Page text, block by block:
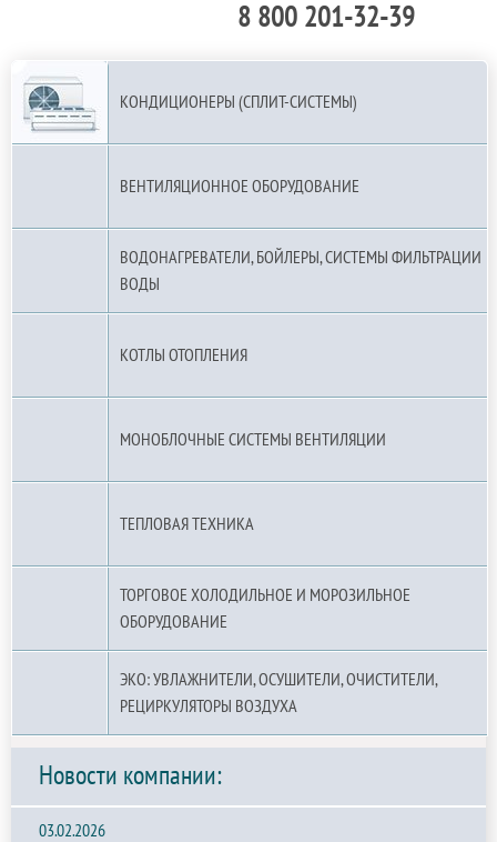
8 800 201-32-39
КОНДИЦИОНЕРЫ (СПЛИТ-СИСТЕМЫ)
ВЕНТИЛЯЦИОННОЕ ОБОРУДОВАНИЕ
ВОДОНАГРЕВАТЕЛИ, БОЙЛЕРЫ, СИСТЕМЫ ФИЛЬТРАЦИИ
ВОДЫ
КОТЛЫ ОТОПЛЕНИЯ
МОНОБЛОЧНЫЕ СИСТЕМЫ ВЕНТИЛЯЦИИ
ТЕПЛОВАЯ ТЕХНИКА
ТОРГОВОЕ ХОЛОДИЛЬНОЕ И МОРОЗИЛЬНОЕ
ОБОРУДОВАНИЕ
ЭКО: УВЛАЖНИТЕЛИ, ОСУШИТЕЛИ, ОЧИСТИТЕЛИ,
РЕЦИРКУЛЯТОРЫ ВОЗДУХА
Новости компании:
03.02.2026